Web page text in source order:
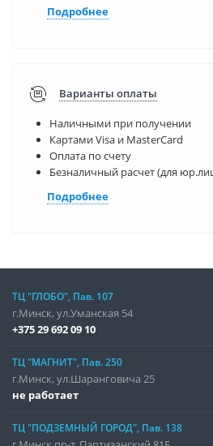
Подробнее
Варианты оплаты
Наличными при получении
Картами Visa и MasterCard
Оплата по счету
Безналичный расчет (для
Подробнее
ТЦ "ГЛОБО", Пав. 107
г.Минск, ул.Уманская 54
+375 29 692 09 10
ТЦ "МАГНИТ", Пав. 250
г.Минск, ул.Шаранговича 25
не работает
ТЦ "ПОДЗЕМНЫЙ ГОРОД", Пав. 138